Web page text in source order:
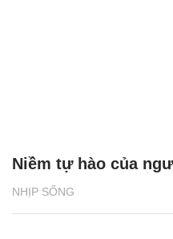
NHỊP SỐNG
Niềm tự hào của